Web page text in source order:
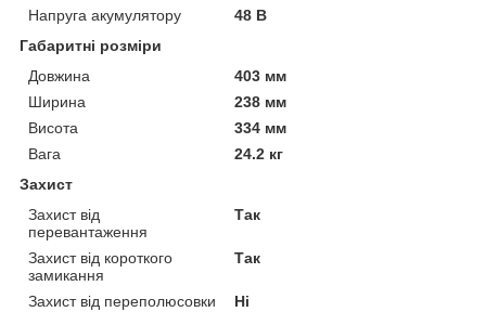
Напруга акумулятору
48 В
Габаритні розміри
Довжина
403 мм
Ширина
238 мм
Висота
334 мм
Вага
24.2 кг
Захист
Захист від
перевантаження
Так
Захист від короткого
замикання
Так
Захист від переполюсовки
Ні